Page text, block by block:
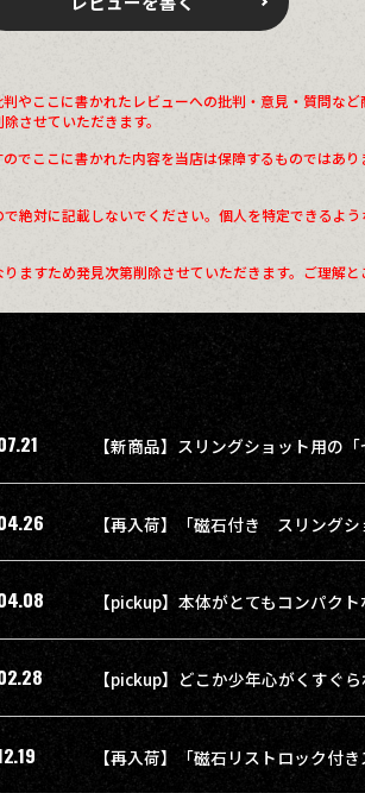
やここに書かれたレビューへの批判・意見・質問な
させていただきます。
でここに書かれた内容を当店は保障するものではあ
絶対に記載しないでください。個人を特定できるよ
ますため発見次第削除させていただきます。ご理解と
【新商品】スリングショット用の